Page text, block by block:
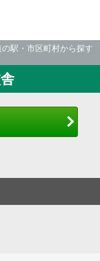
の駅・市区町村から探す